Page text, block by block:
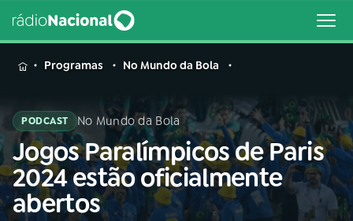
MENU
Buscar
na
Rádio
Nacional
Buscar
Programas No Mundo da Bola
PODCAST No Mundo da Bola
Jogos Paralímpicos de Paris
2024 estão oficialmente
abertos